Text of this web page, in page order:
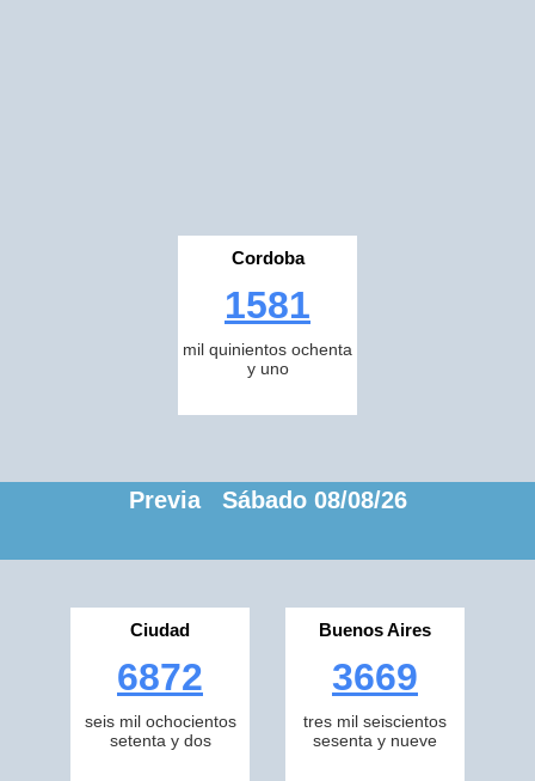
Cordoba
1581
mil quinientos ochenta
y uno
Previa Sábado 08/08/26
Ciudad
6872
seis mil ochocientos
setenta y dos
Buenos Aires
3669
tres mil seiscientos
sesenta y nueve